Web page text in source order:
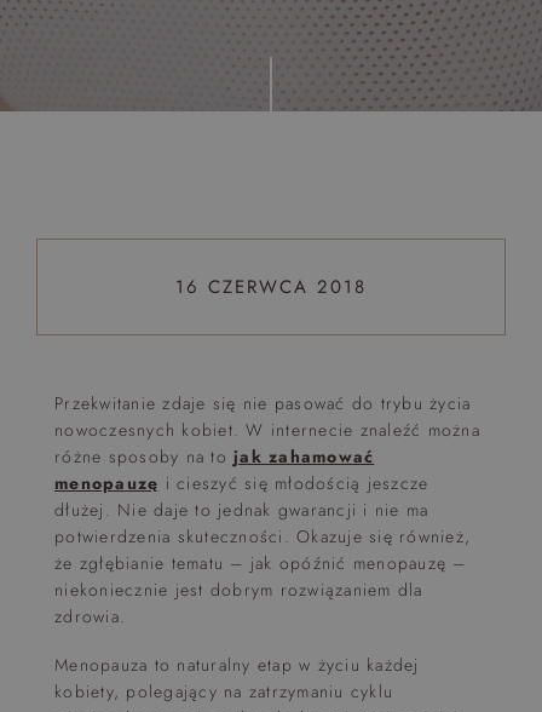
WAKACJE nad morzem - Wyspa Skarbów - Pełne
16 CZERWCA 2018
Przekwitanie zdaje się nie pasować do trybu życia
nowoczesnych kobiet. W internecie znaleźć można
różne sposoby na to jak zahamować
menopauzę i cieszyć się młodością jeszcze
dłużej. Nie daje to jednak gwarancji i nie ma
potwierdzenia skuteczności. Okazuje się również,
że zgłębianie tematu – jak opóźnić menopauzę –
niekoniecznie jest dobrym rozwiązaniem dla
zdrowia.
Menopauza to naturalny etap w życiu każdej
kobiety, polegający na zatrzymaniu cyklu